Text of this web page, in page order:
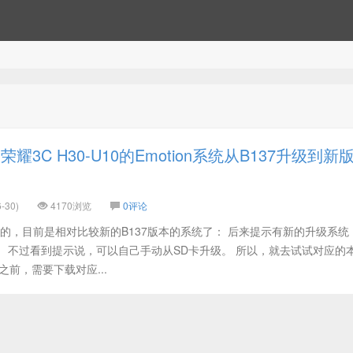
耀3C H30-U10的Emotion系统从B137升级到新
30) 4170浏览 0评论
，目前是相对比较新的B137版本的系统了： 后来提示有新的升级系统
不过看到提示说，可以自己手动从SD卡升级。 所以，就去试试对应的
前，需要下载对应...